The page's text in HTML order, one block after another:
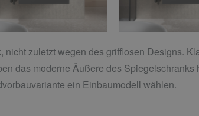
nicht zuletzt wegen des grifflosen Designs.
das moderne Äußere des
ein Einbaumodell wählen.